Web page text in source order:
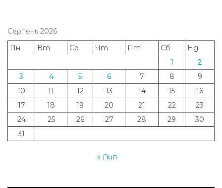
Серпень 2026
Пн
Вт Ср Чт Пт Сб
Нд
1
2
3
4 5 6 7 8
9
10
11 12 13 14 15
16
17
18 19 20 21 22
23
24
25 26 27 28 29
30
31
« Лип